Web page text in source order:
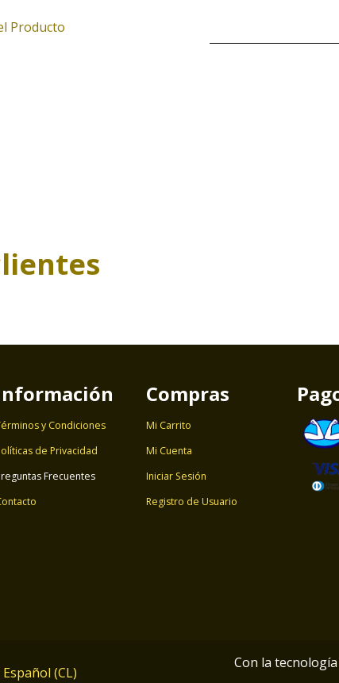
Producto
y Condiciones
de Privacidad
Frecuentes
Compras
Mi Carrito
Mi Cuenta
Iniciar Sesión
Registro de Usuario
Español (CL)
Con la